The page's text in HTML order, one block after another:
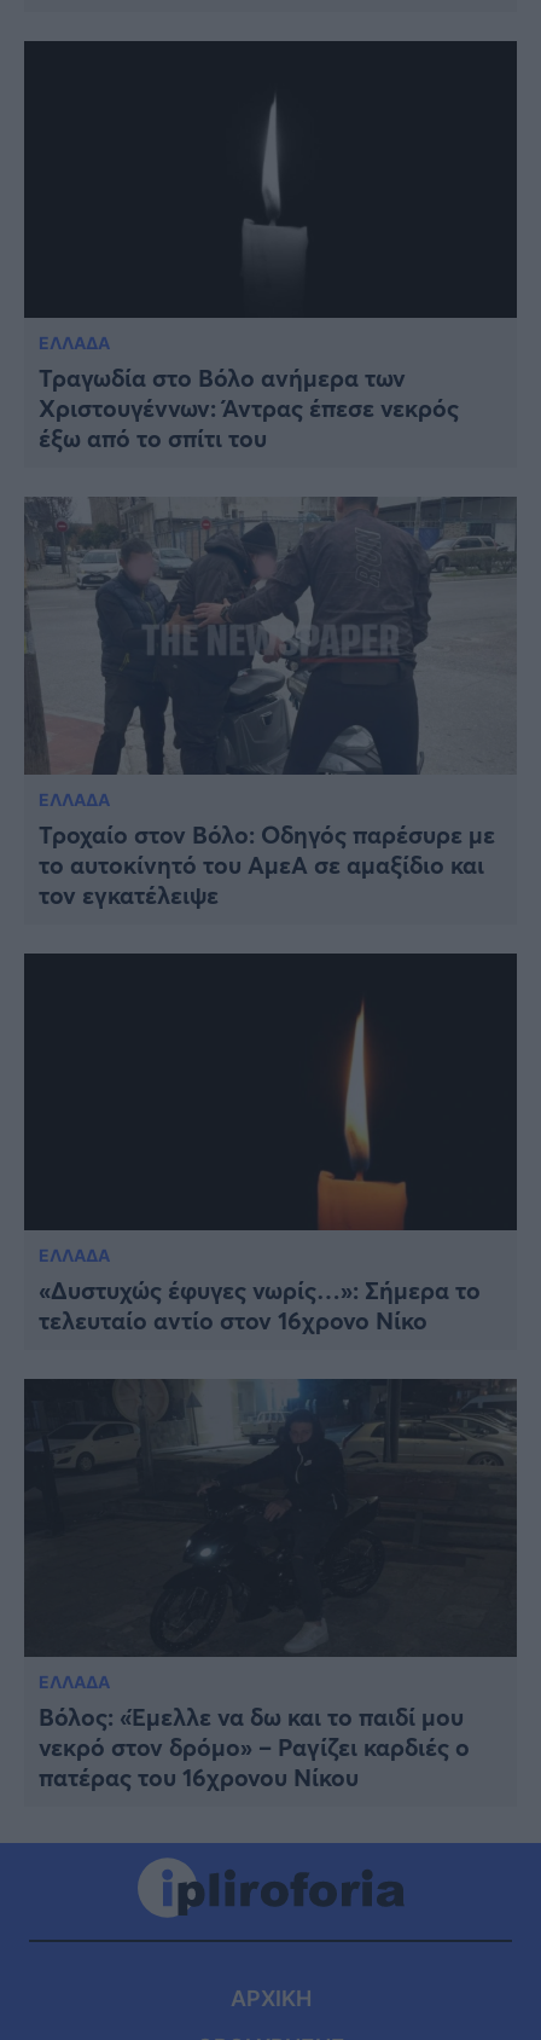
ΕΛΛΑΔΑ
Τραγωδία στο Βόλο ανήμερα των
Χριστουγέννων: Άντρας έπεσε νεκρός
έξω από το σπίτι του
ΕΛΛΑΔΑ
Τροχαίο στον Βόλο: Οδηγός παρέσυρε με
το αυτοκίνητό του ΑμεΑ σε αμαξίδιο και
τον εγκατέλειψε
ΕΛΛΑΔΑ
«Δυστυχώς έφυγες νωρίς…»: Σήμερα το
τελευταίο αντίο στον 16χρονο Νίκο
ΕΛΛΑΔΑ
Βόλος: «Έμελλε να δω και το παιδί μου
νεκρό στον δρόμο» – Ραγίζει καρδιές ο
πατέρας του 16χρονου Νίκου
ΑΡΧΙΚΗ